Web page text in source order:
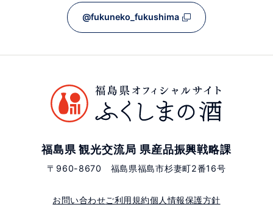
@fukuneko_fukushima
福島県 観光交流局 県産品振興戦略課
〒960-8670 福島県福島市杉妻町2番16号
お問い合わせご利用規約個人情報保護方針